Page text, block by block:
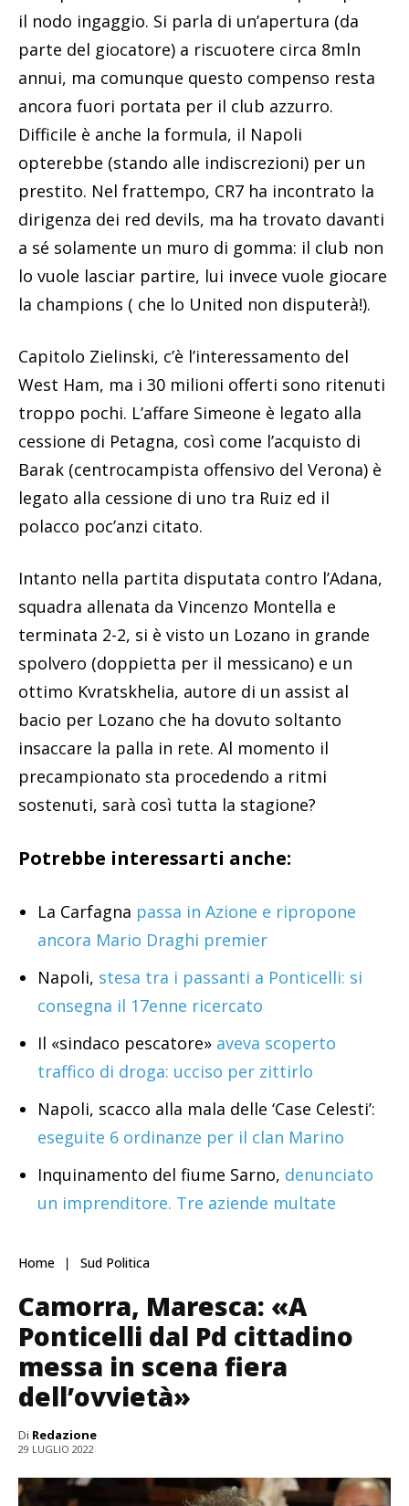
il nodo ingaggio. Si parla di un’apertura (da
parte del giocatore) a riscuotere circa 8mln
annui, ma comunque questo compenso resta
ancora fuori portata per il club azzurro.
Difficile è anche la formula, il Napoli
opterebbe (stando alle indiscrezioni) per un
prestito. Nel frattempo, CR7 ha incontrato la
dirigenza dei red devils, ma ha trovato davanti
a sé solamente un muro di gomma: il club non
lo vuole lasciar partire, lui invece vuole giocare
la champions ( che lo United non disputerà!).
Capitolo Zielinski, c’è l’interessamento del
West Ham, ma i 30 milioni offerti sono ritenuti
troppo pochi. L’affare Simeone è legato alla
cessione di Petagna, così come l’acquisto di
Barak (centrocampista offensivo del Verona) è
legato alla cessione di uno tra Ruiz ed il
polacco poc’anzi citato.
Intanto nella partita disputata contro l’Adana,
squadra allenata da Vincenzo Montella e
terminata 2-2, si è visto un Lozano in grande
spolvero (doppietta per il messicano) e un
ottimo Kvratskhelia, autore di un assist al
bacio per Lozano che ha dovuto soltanto
insaccare la palla in rete. Al momento il
precampionato sta procedendo a ritmi
sostenuti, sarà così tutta la stagione?
Potrebbe interessarti anche:
La Carfagna passa in Azione e ripropone
ancora Mario Draghi premier
Napoli, stesa tra i passanti a Ponticelli: si
consegna il 17enne ricercato
Il «sindaco pescatore» aveva scoperto
traffico di droga: ucciso per zittirlo
Napoli, scacco alla mala delle ‘Case Celesti’:
eseguite 6 ordinanze per il clan Marino
Inquinamento del fiume Sarno, denunciato
un imprenditore. Tre aziende multate
Home Sud Politica
Camorra, Maresca: «A
Ponticelli dal Pd cittadino
messa in scena fiera
dell’ovvietà»
Di Redazione
29 LUGLIO 2022